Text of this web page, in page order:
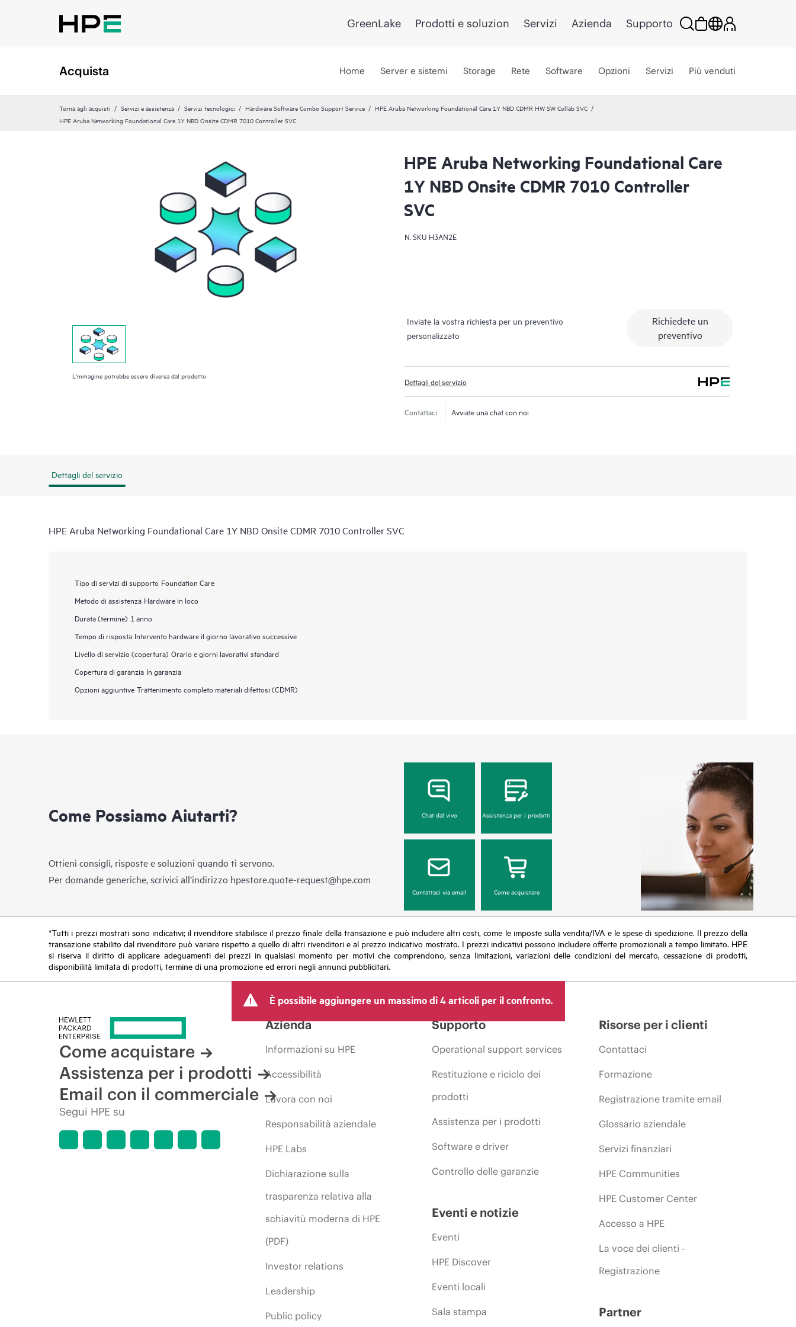
GreenLake Prodotti e soluzion Servizi Azienda Supporto
Acquista Home Server e sistemi Storage Rete Software Opzioni Servizi Più venduti
Torna agli acquisti Servizi e assistenza Servizi tecnologici Hardware Software Combo Support Service
HPE Aruba Networking Foundational Care 1Y NBD CDMR HW SW Collab SVC
HPE Aruba Networking Foundational Care 1Y NBD Onsite CDMR 7010 Controller SVC
L'mmagine potrebbe essere diversa dal prodotto
HPE Aruba Networking Foundational Care
1Y NBD Onsite CDMR 7010 Controller
SVC
N. SKU H3AN2E
Inviate la vostra richiesta per un preventivo
personalizzato
Richiedete un
preventivo
Dettagli del servizio
Contattaci Avviate una chat con noi
Dettagli del servizio
HPE Aruba Networking Foundational Care 1Y NBD Onsite CDMR 7010 Controller SVC
Tipo di servizi di supporto Foundation Care
Metodo di assistenza Hardware in loco
Durata (termine) 1 anno
Tempo di risposta Intervento hardware il giorno lavorativo successive
Livello di servizio (copertura) Orario e giorni lavorativi standard
Copertura di garanzia In garanzia
Opzioni aggiuntive Trattenimento completo materiali difettosi (CDMR)
Come Possiamo Aiutarti?
Ottieni consigli, risposte e soluzioni quando ti servono.
Per domande generiche, scrivici all’indirizzo hpestore.quote-request@hpe.com
Chat dal vivo Assistenza per i prodotti
Contattaci via email Come acquistare
*Tutti i prezzi mostrati sono indicativi; il rivenditore stabilisce il prezzo finale della transazione e può includere altri costi, come le imposte sulla vendita/IVA e le spese di spedizione. Il prezzo della
transazione stabilito dal rivenditore può variare rispetto a quello di altri rivenditori e al prezzo indicativo mostrato. I prezzi indicativi possono includere offerte promozionali a tempo limitato. HPE
si riserva il diritto di applicare adeguamenti dei prezzi in qualsiasi momento per motivi che comprendono, senza limitazioni, variazioni delle condizioni del mercato, cessazione di prodotti,
disponibilità limitata di prodotti, termine di una promozione ed errori negli annunci pubblicitari.
È possibile aggiungere un massimo di 4 articoli per il confronto.
Come acquistare
Assistenza per i prodotti
Email con il commerciale
Segui HPE su
Azienda
Informazioni su HPE
Accessibilità
Lavora con noi
Responsabilità aziendale
HPE Labs
Dichiarazione sulla
trasparenza relativa alla
schiavitù moderna di HPE
(PDF)
Investor relations
Leadership
Public policy
Supporto
Operational support services
Restituzione e riciclo dei
prodotti
Assistenza per i prodotti
Software e driver
Controllo delle garanzie
Eventi e notizie
Eventi
HPE Discover
Eventi locali
Sala stampa
Risorse per i clienti
Contattaci
Formazione
Registrazione tramite email
Glossario aziendale
Servizi finanziari
HPE Communities
HPE Customer Center
Accesso a HPE
La voce dei clienti -
Registrazione
Partner